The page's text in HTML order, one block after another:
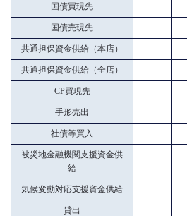
国債買現先
国債売現先
共通担保資金供給（本店）
共通担保資金供給（全店）
CP買現先
手形売出
社債等買入
被災地金融機関支援資金供
給
気候変動対応支援資金供給
貸出